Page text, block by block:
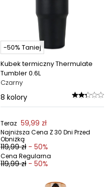
-50% Taniej
Kubek termiczny Thermulate
Tumbler 0.6L
Czarny
8 kolory
Teraz 59,99 zł
Najniższa Cena Z 30 Dni Przed
Obniżką
119,99 zł - 50%
Cena Regularna
119,99 zł - 50%